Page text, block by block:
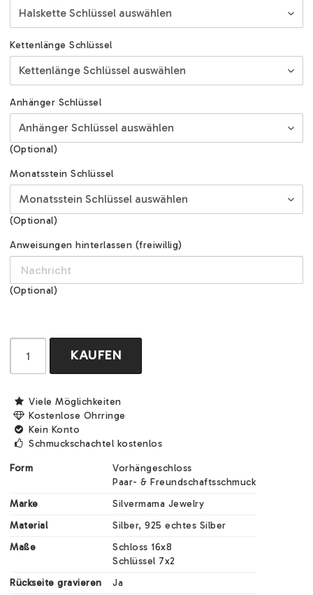
Kettenlänge Schlüssel
Anhänger Schlüssel
(Optional)
Monatsstein Schlüssel
(Optional)
Anweisungen hinterlassen (freiwillig)
(Optional)
KAUFEN
Viele Möglichkeiten
Kostenlose Ohrringe
Kein Konto
Schmuckschachtel kostenlos
Form
Vorhängeschloss
Paar- & Freundschaftsschmuck
Marke
Silvermama Jewelry
Material
Silber, 925 echtes Silber
Maße
Schloss 16x8
Schlüssel 7x2
Rückseite gravieren
Ja